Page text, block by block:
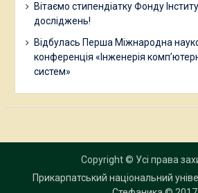
Вітаємо стипендіатку Фонду
досліджень!
Відбулась Перша Міжнародна
конференція «Інженерія
систем»
Copyright © Усі права
Прикарпатський національний